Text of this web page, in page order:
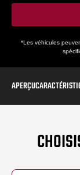
*Les véhicules
APERÇU